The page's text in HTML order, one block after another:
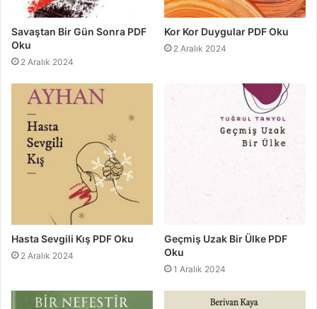
Savaştan Bir Gün Sonra PDF
Oku
2 Aralık 2024
Kor Kor Duygular PDF Oku
2 Aralık 2024
Hasta Sevgili Kış PDF Oku
2 Aralık 2024
Geçmiş Uzak Bir Ülke PDF
Oku
1 Aralık 2024